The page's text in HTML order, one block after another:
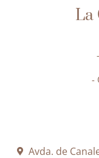
La
-
Avda. de